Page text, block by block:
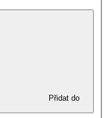
Přidat do